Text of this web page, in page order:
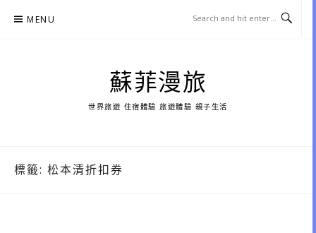
MENU
蘇菲漫旅
世界旅遊 住宿體驗 旅遊體驗 親子生活
標籤: 松本清折扣券